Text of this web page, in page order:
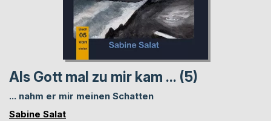
Als Gott mal zu mir kam ... (5)
... nahm er mir meinen Schatten
Sabine Salat